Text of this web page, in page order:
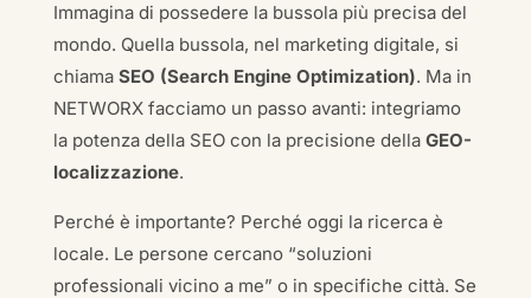
Immagina di possedere la bussola più precisa del
mondo. Quella bussola, nel marketing digitale, si
chiama SEO (Search Engine Optimization). Ma in
NETWORX facciamo un passo avanti: integriamo
la potenza della SEO con la precisione della GEO-
localizzazione.
Perché è importante? Perché oggi la ricerca è
locale. Le persone cercano “soluzioni
professionali vicino a me” o in specifiche città. Se